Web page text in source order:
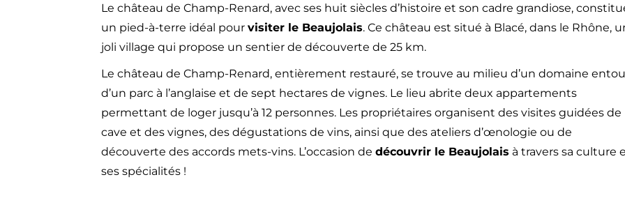
Le château de Champ-Renard, avec ses huit siècles d’histoire et son cadre grandiose,
un pied-à-terre idéal pour visiter le Beaujolais. Ce château est situé à Blacé, dans le Rhône,
joli village qui propose un sentier de découverte de 25 km.
Le château de Champ-Renard, entièrement restauré, se trouve au milieu d’un domaine
d’un parc à l’anglaise et de sept hectares de vignes. Le lieu abrite deux appartements
permettant de loger jusqu’à 12 personnes. Les propriétaires organisent des visites guidées de
cave et des vignes, des dégustations de vins, ainsi que des ateliers d’œnologie ou de
découverte des accords mets-vins. L’occasion de découvrir le Beaujolais à travers sa culture
ses spécialités !